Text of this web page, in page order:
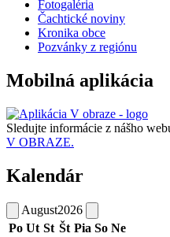
Fotogaléria
Čachtické noviny
Kronika obce
Pozvánky z regiónu
Mobilná aplikácia
Sledujte informácie z nášho
V OBRAZE.
Kalendár
August2026
Po Ut St Št Pia So Ne